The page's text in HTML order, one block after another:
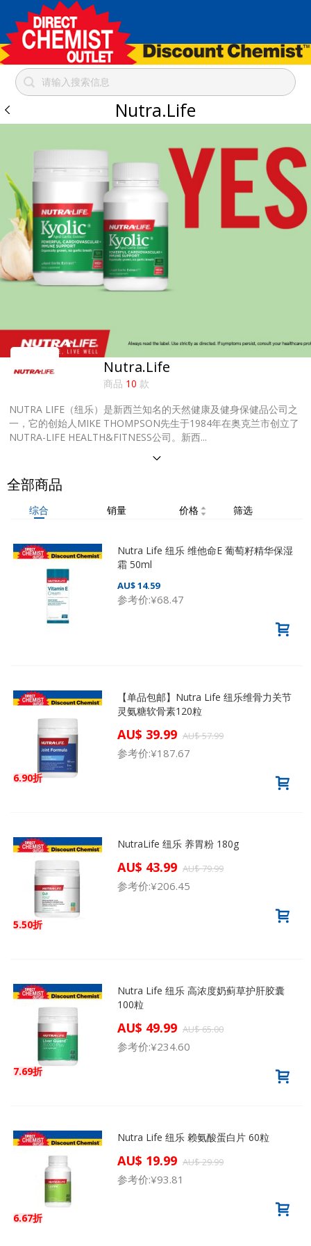
跳 Nutra.Life
Nutra.Life
商品 10 款
NUTRA LIFE（纽乐）是新西兰知名的天然健康及健身保健品公司之
一，它的创始人MIKE THOMPSON先生于1984年在奥克兰市创立了
NUTRA-LIFE HEALTH&FITNESS公司。新西...
全部商品
综合 销量 价格 筛选
Nutra Life 纽乐 维他命E 葡萄籽精华保湿
霜 50ml
AU$ 14.59
参考价:¥68.47
6.90折
【单品包邮】Nutra Life 纽乐维骨力关节
灵氨糖软骨素120粒
AU$ 39.99 AU$ 57.99
参考价:¥187.67
5.50折
NutraLife 纽乐 养胃粉 180g
AU$ 43.99 AU$ 79.99
参考价:¥206.45
7.69折
Nutra Life 纽乐 高浓度奶蓟草护肝胶囊
100粒
AU$ 49.99 AU$ 65.00
参考价:¥234.60
6.67折
Nutra Life 纽乐 赖氨酸蛋白片 60粒
AU$ 19.99 AU$ 29.99
参考价:¥93.81